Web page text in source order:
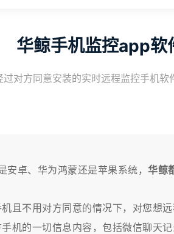
华鲸手机监控app软
对方同意安装的实时远程监控手机软
安卓、华为鸿蒙还是苹果系统，华鲸
且不用对方同意的情况下，对您想
机的一切信息内容，包括微信聊天